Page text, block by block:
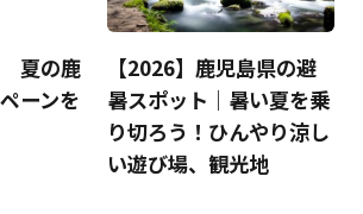
夏の鹿
ーンを
【2026】鹿児島県の避
暑スポット｜暑い夏を乗
り切ろう！ひんやり涼し
い遊び場、観光地